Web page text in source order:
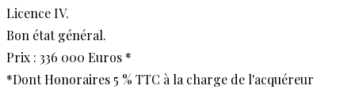
Licence IV.
Bon état général.
Prix : 336 000 Euros *
*Dont Honoraires 5 % TTC à la charge de l'acquéreur